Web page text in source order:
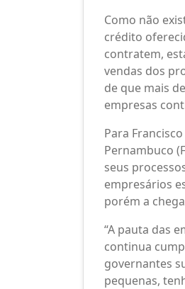
Como não
crédito
contratem,
vendas dos
de que mais
empresas
Para
Pernambuco
seus
empresários
porém a
“A pauta das
continua
governantes
pequenas,